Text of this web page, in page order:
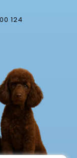
124